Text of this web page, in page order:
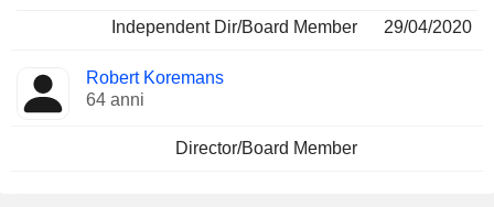
Independent Dir/Board Member
29/04/2020
Robert Koremans
64 anni
Director/Board Member